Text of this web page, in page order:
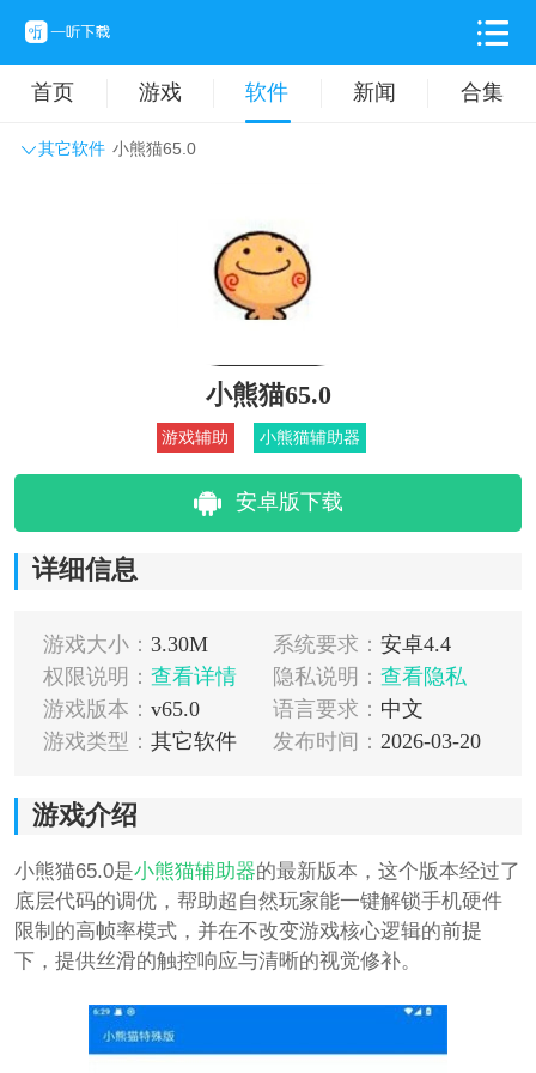
首页 游戏 软件 新闻 合集
其它软件 小熊猫65.0
拍摄美化 时尚购物
小熊猫65.0
游戏辅助 小熊猫辅助器
安卓版下载
详细信息
游戏大小： 3.30M 系统要求： 安卓4.4
权限说明： 查看详情 隐私说明： 查看隐私
游戏版本： v65.0 语言要求： 中文
游戏类型： 其它软件 发布时间： 2026-03-20
游戏介绍
小熊猫65.0是小熊猫辅助器的最新版本，这个版本经过了
底层代码的调优，帮助超自然玩家能一键解锁手机硬件
限制的高帧率模式，并在不改变游戏核心逻辑的前提
下，提供丝滑的触控响应与清晰的视觉修补。